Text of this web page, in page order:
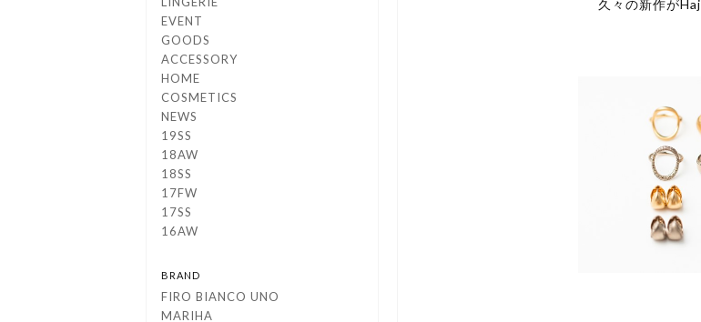
久々の新作が
EVENT
GOODS
ACCESSORY
HOME
COSMETICS
NEWS
19SS
18AW
18SS
17FW
17SS
16AW
BRAND
FIRO BIANCO UNO
MARIHA